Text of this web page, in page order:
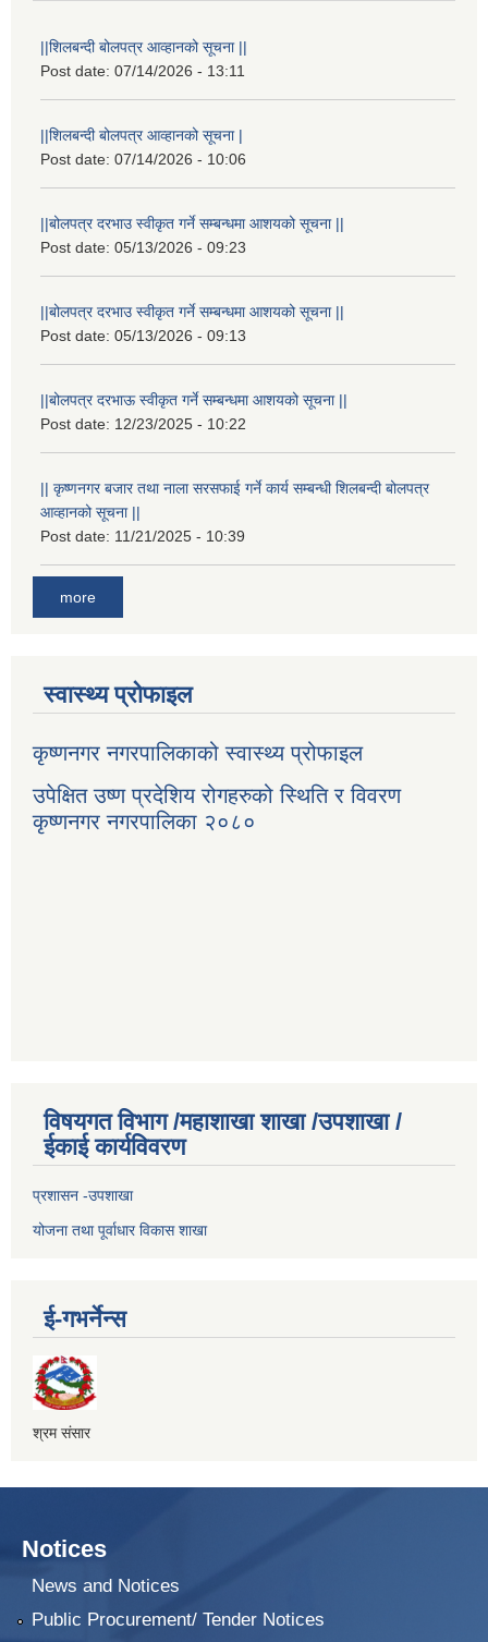
||शिलबन्दी बोलपत्र आव्हानको सूचना ||
Post date: 07/14/2026 - 13:11
||शिलबन्दी बोलपत्र आव्हानको सूचना |
Post date: 07/14/2026 - 10:06
||बोलपत्र दरभाउ स्वीकृत गर्ने सम्बन्धमा आशयको सूचना ||
Post date: 05/13/2026 - 09:23
||बोलपत्र दरभाउ स्वीकृत गर्ने सम्बन्धमा आशयको सूचना ||
Post date: 05/13/2026 - 09:13
||बोलपत्र दरभाऊ स्वीकृत गर्ने सम्बन्धमा आशयको सूचना ||
Post date: 12/23/2025 - 10:22
|| कृष्णनगर बजार तथा नाला सरसफाई गर्ने कार्य सम्बन्धी शिलबन्दी बोलपत्र
आव्हानको सूचना ||
Post date: 11/21/2025 - 10:39
more
स्वास्थ्य प्रोफाइल
कृष्णनगर नगरपालिकाको स्वास्थ्य प्रोफाइल
उपेक्षित उष्ण प्रदेशिय रोगहरुको स्थिति र विवरण
कृष्णनगर नगरपालिका २०८०
विषयगत विभाग /महाशाखा शाखा /उपशाखा /
ईकाई कार्यविवरण
प्रशासन -उपशाखा
योजना तथा पूर्वाधार विकास शाखा
ई-गभर्नेन्स
श्रम संसार
Notices
News and Notices
Public Procurement/ Tender Notices